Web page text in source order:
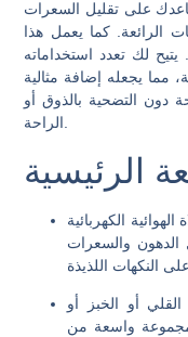
على تقليل السعرات
الرائعة. كما يعمل هذا
لك تعدد استخداماته
مما يجعله إضافة مثالية
دون التضحية بالذوق أو
الراحة.
الرئيسية
الكهربائية
والسعرات
أو الخبز أو
مجموعة واسعة من